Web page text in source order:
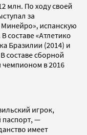
млн. По ходу своей
за
Минейро», испанскую
составе «Атлетико
Бразилии (2014) и
составе сборной
чемпионом в 2016
игрок,
паспорт, —
имеет